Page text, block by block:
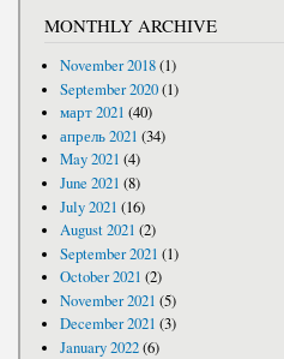
MONTHLY ARCHIVE
November 2018(1)
September 2020(1)
март 2021 (40)
апрель 2021 (34)
May 2021 (4)
June 2021 (8)
July 2021 (16)
August 2021 (2)
September 2021 (1)
October 2021 (2)
November 2021 (5)
December 2021 (3)
January 2022(6)